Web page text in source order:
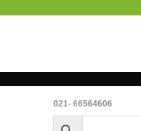
66564606 -021